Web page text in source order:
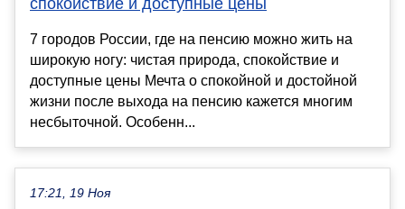
7 городов России, где на пенсию можно жить на
широкую ногу: чистая природа, спокойствие и
доступные цены Мечта о спокойной и достойной
жизни после выхода на пенсию кажется многим
несбыточной. Особенн...
17:21, 19 Ноя